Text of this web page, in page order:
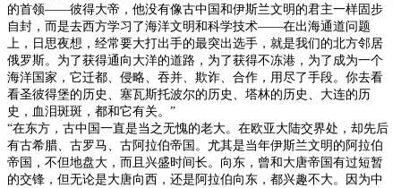
的首领——彼得大帝，他没有像古中国和伊斯兰文明的君主一样固步
自封，而是去西方学习了海洋文明和科学技术——在出海通道问题
上，日思夜想，经常要大打出手的最突出选手，就是我们的北方邻居
俄罗斯。为了获得通向大洋的道路，为了获得不冻港，为了成为一个
海洋国家，它迁都、侵略、吞并、欺诈、合作，用尽了手段。你去看
看圣彼得堡的历史、塞瓦斯托波尔的历史、塔林的历史、大连的历
史，血泪斑斑，都和它有关。”
“在东方，古中国一直是当之无愧的老大。在欧亚大陆交界处，却先后
有古希腊、古罗马、古阿拉伯帝国。尤其是当年伊斯兰文明的阿拉伯
帝国，不但地盘大，而且兴盛时间长。向东，曾和大唐帝国有过短暂
的交锋，但无论是大唐向西，还是阿拉伯向东，都兴趣不大。因为中